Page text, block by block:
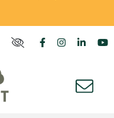
Lien vers le
Lien vers
Lien